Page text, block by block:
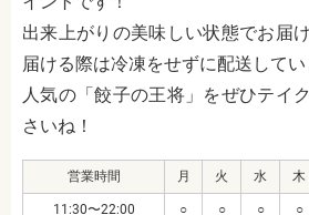
出来上がりの美味しい状態でお届
届ける際は冷凍をせずに配送してい
人気の「餃子の王将」をぜひテイ
さいね！
営業時間 月 火 水 木
11:30〜22:00 ○ ○ ○ ○